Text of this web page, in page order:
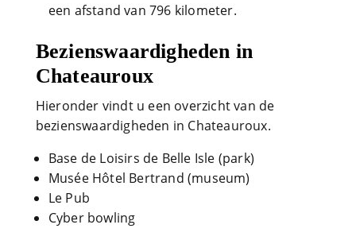
een afstand van 796 kilometer.
Bezienswaardigheden in
Chateauroux
Hieronder vindt u een overzicht van de
bezienswaardigheden in Chateauroux.
Base de Loisirs de Belle Isle (park)
Musée Hôtel Bertrand (museum)
Le Pub
Cyber bowling